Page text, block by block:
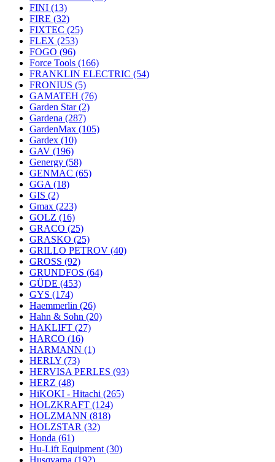
FINI (13)
FIRE (32)
FIXTEC (25)
FLEX (253)
FOGO (96)
Force Tools (166)
FRANKLIN ELECTRIC (54)
FRONIUS (5)
GAMATEH (76)
Garden Star(2)
Gardena (287)
GardenMax (105)
Gardex (10)
GAV (196)
Genergy (58)
GENMAC (65)
GGA (18)
GIS (2)
Gmax (223)
GOLZ (16)
GRACO (25)
GRASKO (25)
GRILLO PETROV (40)
GROSS (92)
GRUNDFOS (64)
GÜDE (453)
GYS (174)
Haemmerlin (26)
Hahn & Sohn (20)
HAKLIFT (27)
HARCO (16)
HARMANN (1)
HERLY (73)
HERVISA PERLES (93)
HERZ (48)
HiKOKI - Hitachi (265)
HOLZKRAFT (124)
HOLZMANN (818)
HOLZSTAR (32)
Honda (61)
Hu-Lift Equipment (30)
Husqvarna (192)